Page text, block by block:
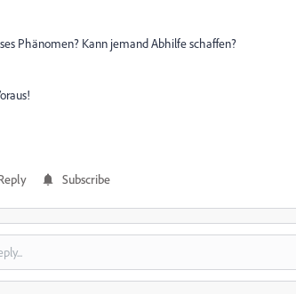
Phänomen? Kann jemand Abhilfe schaffen?
Subscribe